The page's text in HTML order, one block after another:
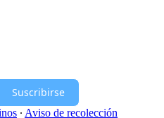
Suscribirse
∙ Aviso de recolección